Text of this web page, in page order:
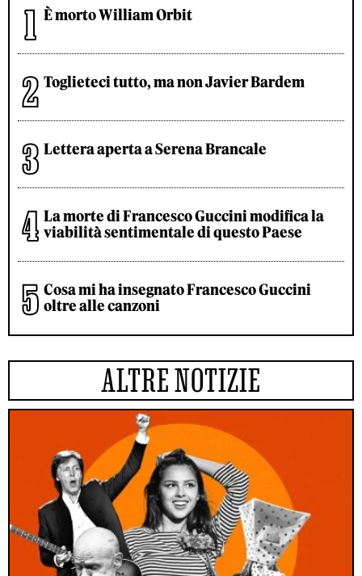
È morto William Orbit
Toglieteci tutto, ma non Javier Bardem
Lettera aperta a Serena Brancale
La morte di Francesco Guccini modifica la
viabilità sentimentale di questo Paese
Cosa mi ha insegnato Francesco Guccini
oltre alle canzoni
ALTRE NOTIZIE